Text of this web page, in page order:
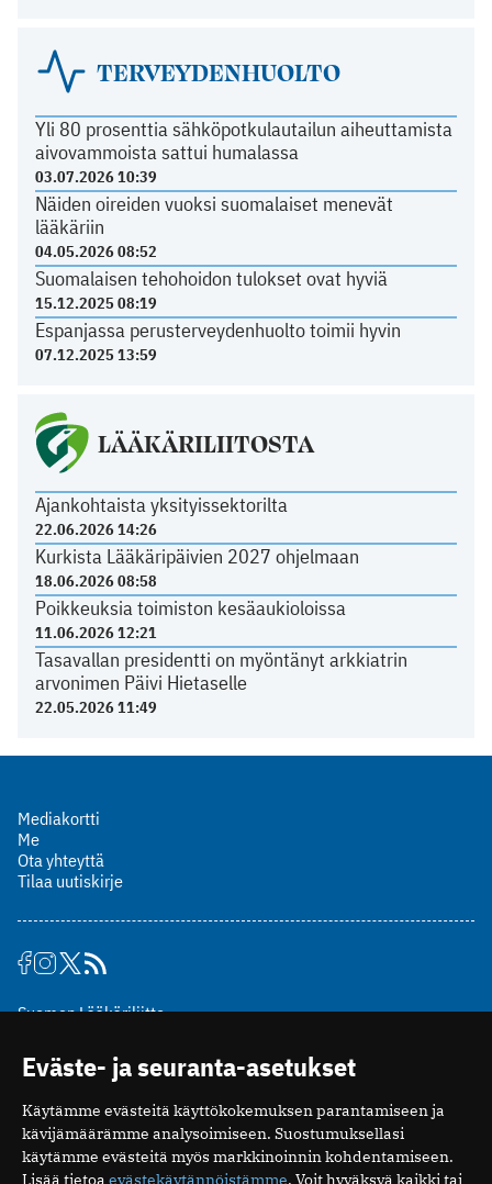
TERVEYDENHUOLTO
Yli 80 prosenttia sähköpotkulautailun aiheuttamista
aivovammoista sattui humalassa
03.07.2026 10:39
Näiden oireiden vuoksi suomalaiset menevät
lääkäriin
04.05.2026 08:52
Suomalaisen tehohoidon tulokset ovat hyviä
15.12.2025 08:19
Espanjassa perusterveydenhuolto toimii hyvin
07.12.2025 13:59
LÄÄKÄRILIITOSTA
Ajankohtaista yksityissektorilta
22.06.2026 14:26
Kurkista Lääkäripäivien 2027 ohjelmaan
18.06.2026 08:58
Poikkeuksia toimiston kesäaukioloissa
11.06.2026 12:21
Tasavallan presidentti on myöntänyt arkkiatrin
arvonimen Päivi Hietaselle
22.05.2026 11:49
Mediakortti
Me
Ota yhteyttä
Tilaa uutiskirje
Suomen Lääkäriliitto
00510 Helsinki
puh. (09) 393 091
toimitus@potilaanlaakarilehti.fi
ISSN 2323-9476
Eväste- ja seuranta-asetukset
Käytämme evästeitä käyttökokemuksen parantamiseen ja
kävijämäärämme analysoimiseen. Suostumuksellasi
käytämme evästeitä myös markkinoinnin kohdentamiseen.
Lisää tietoa evästekäytännöistämme. Voit hyväksyä kaikki tai